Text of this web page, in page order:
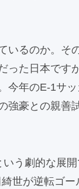
いるのか。そ
った日本です
今年のE-1サ
強豪との親善
う劇的な展
世が逆転ゴ